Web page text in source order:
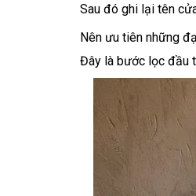
Sau đó ghi lại tên
Nên ưu tiên những
Đây là bước lọc đầu